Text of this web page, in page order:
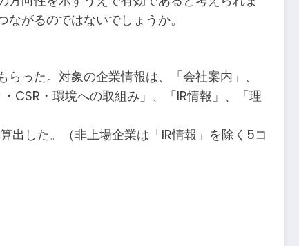
がるのではないでしょうか。
った。対象の企業情報は、「会社案内」、
CSR・環境への取組み」、「IR情報」、「理
出した。（非上場企業は「IR情報」を除く5コ